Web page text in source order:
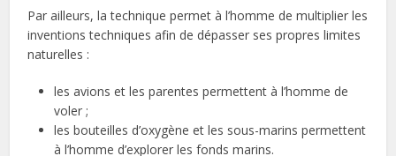
Par ailleurs, la technique permet à l’homme de multiplier les
inventions techniques afin de dépasser ses propres limites
naturelles :
les avions et les parentes permettent à l’homme de
voler ;
les bouteilles d’oxygène et les sous-marins permettent
à l’homme d’explorer les fonds marins.